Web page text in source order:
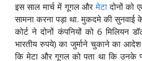
इस साल मार्च में गूगल औरमेटादोनों को
सामना करना पड़ा था. मुकदमे की सुनवाई
कोर्ट ने दोनों कंपनियों को 6 मिलियन
भारतीय रुपये) का जुर्माने चुकाने का आदेश
कि मेटा और गूगल को पता था कि उनके